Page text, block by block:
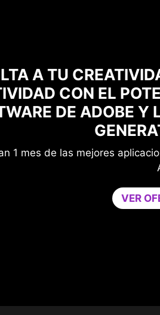
A TU
CON EL
DE ADOBE Y
1 mes de las mejores
VER